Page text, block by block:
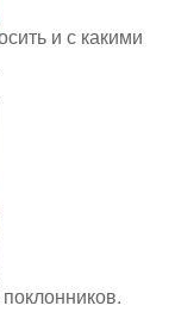
и с какими